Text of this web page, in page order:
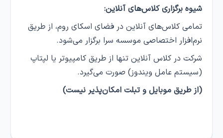
شیوه برگزاری کلاس‌های آنلاین:
تمامی کلاس‌های آنلاین در فضای اسکای روم، از طریق
نرم‌افزار اختصاصی موسسه سرا برگزار می‌شود.
شرکت در کلاس‌ آنلاین تنها از طریق کامپیوتر یا لپتاپ
(سیستم عامل ویندوز) صورت می‌گیرد.
(از طریق موبایل و تبلت امکان‌پذیر نیست)